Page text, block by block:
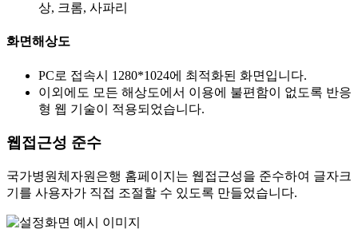
상, 크롬, 사파리
화면해상도
PC로 접속시 1280*1024에 최적화된 화면입니다.
이외에도 모든 해상도에서 이용에 불편함이 없도록 반응
형 웹 기술이 적용되었습니다.
웹접근성 준수
국가병원체자원은행 홈페이지는 웹접근성을 준수하여 글자크
기를 사용자가 직접 조절할 수 있도록 만들었습니다.